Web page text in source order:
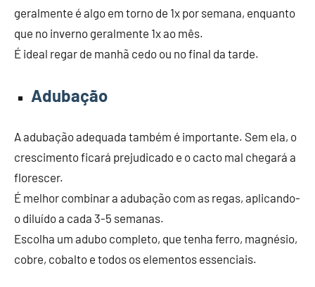
geralmente é algo em torno de 1x por semana, enquanto
que no inverno geralmente 1x ao mês.
É ideal regar de manhã cedo ou no final da tarde.
Adubação
A adubação adequada também é importante. Sem ela, o
crescimento ficará prejudicado e o cacto mal chegará a
florescer.
É melhor combinar a adubação com as regas, aplicando-
o diluído a cada 3-5 semanas.
Escolha um adubo completo, que tenha ferro, magnésio,
cobre, cobalto e todos os elementos essenciais.